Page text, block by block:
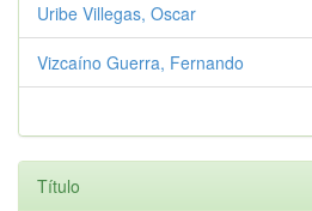
Uribe Villegas, Oscar
Vizcaíno Guerra, Fernando
Título